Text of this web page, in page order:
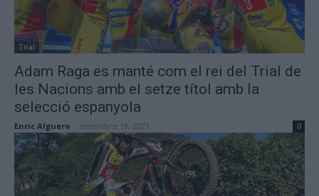
Trial
Adam Raga es manté com el rei del Trial de
les Nacions amb el setze títol amb la
selecció espanyola
Enric Alguero setembre 19, 2021 0